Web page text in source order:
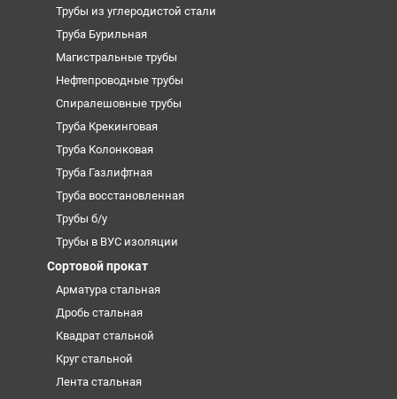
Трубы из углеродистой стали
Труба Бурильная
Магистральные трубы
Нефтепроводные трубы
Спиралешовные трубы
Труба Крекинговая
Труба Колонковая
Труба Газлифтная
Труба восстановленная
Трубы б/у
Трубы в ВУС изоляции
Сортовой прокат
Арматура стальная
Дробь стальная
Квадрат стальной
Круг стальной
Лента стальная